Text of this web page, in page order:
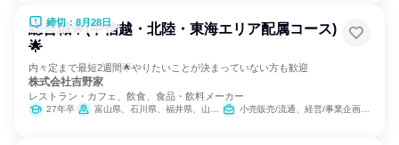
締切：8月28日
総合職🌟(甲信越・北陸・東海エリア配属コース)
🌟
内々定まで最短2週間🌟やりたいことが決まっていない方も歓迎
株式会社吉野家
レストラン・カフェ、飲食、食品・飲料メーカー
27年卒 富山県、石川県、福井県、山梨県、長野県、岐阜県、静岡県、愛知県、三重県 小売販売/流通、経営/事業企画、人事、広報/IR、商品企画